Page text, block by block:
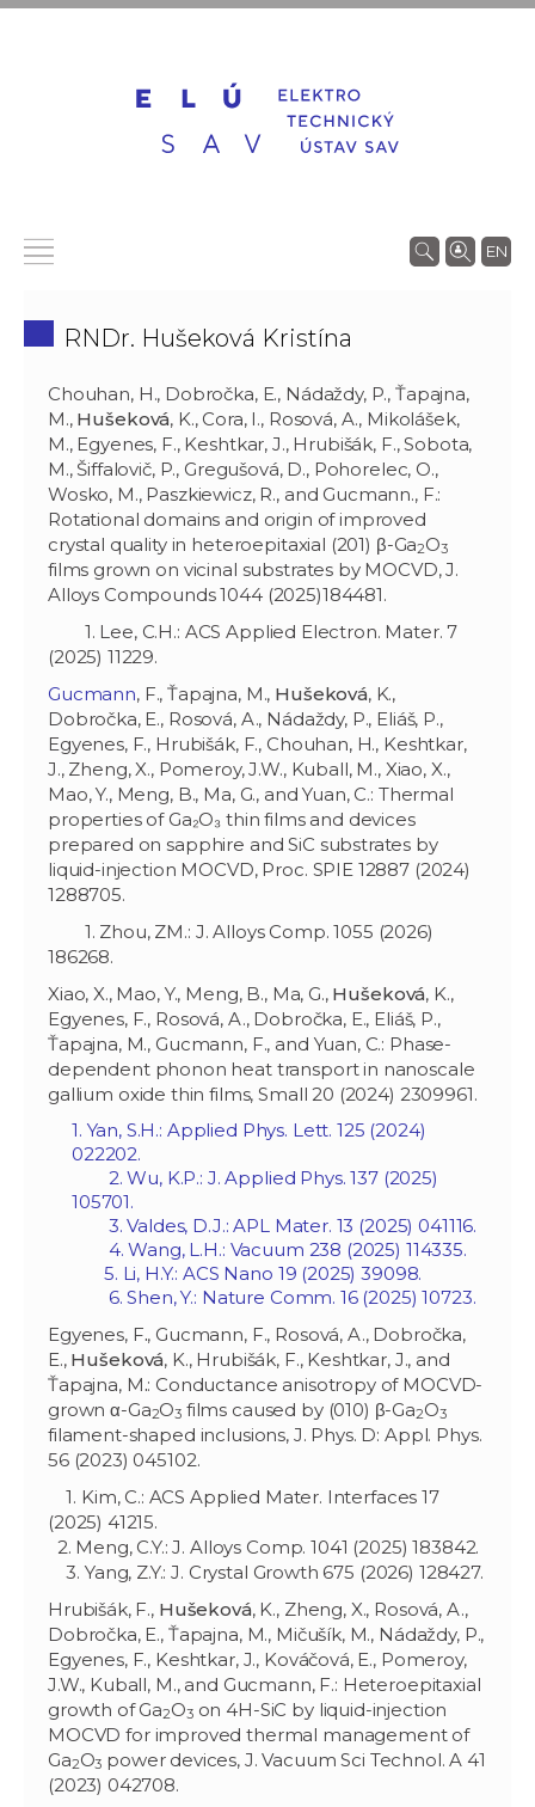
EN
RNDr. Hušeková Kristína
Chouhan, H., Dobročka, E., Nádaždy, P., Ťapajna,
M., Hušeková, K., Cora, I., Rosová, A., Mikolášek,
M., Egyenes, F., Keshtkar, J., Hrubišák, F., Sobota,
M., Šiffalovič, P., Gregušová, D., Pohorelec, O.,
Wosko, M., Paszkiewicz, R., and Gucmann., F.:
Rotational domains and origin of improved
crystal quality in heteroepitaxial (201) β-Ga2O3
films grown on vicinal substrates by MOCVD, J.
Alloys Compounds 1044 (2025)184481.
1. Lee, C.H.: ACS Applied Electron. Mater. 7
(2025) 11229.
Gucmann, F., Ťapajna, M., Hušeková, K.,
Dobročka, E., Rosová, A., Nádaždy, P., Eliáš, P.,
Egyenes, F., Hrubišák, F., Chouhan, H., Keshtkar,
J., Zheng, X., Pomeroy, J.W., Kuball, M., Xiao, X.,
Mao, Y., Meng, B., Ma, G., and Yuan, C.: Thermal
properties of Ga₂O₃ thin films and devices
prepared on sapphire and SiC substrates by
liquid-injection MOCVD, Proc. SPIE 12887 (2024)
1288705.
1. Zhou, ZM.: J. Alloys Comp. 1055 (2026)
186268.
Xiao, X., Mao, Y., Meng, B., Ma, G., Hušeková, K.,
Egyenes, F., Rosová, A., Dobročka, E., Eliáš, P.,
Ťapajna, M., Gucmann, F., and Yuan, C.: Phase-
dependent phonon heat transport in nanoscale
gallium oxide thin films, Small 20 (2024) 2309961.
1. Yan, S.H.: Applied Phys. Lett. 125 (2024)
022202.
2. Wu, K.P.: J. Applied Phys. 137 (2025)
105701.
3. Valdes, D.J.: APL Mater. 13 (2025) 041116.
4. Wang, L.H.: Vacuum 238 (2025) 114335.
5. Li, H.Y.: ACS Nano 19 (2025) 39098.
6. Shen, Y.: Nature Comm. 16 (2025) 10723.
Egyenes, F., Gucmann, F., Rosová, A., Dobročka,
E., Hušeková, K., Hrubišák, F., Keshtkar, J., and
Ťapajna, M.: Conductance anisotropy of MOCVD-
grown α-Ga2O3 films caused by (010) β-Ga2O3
filament-shaped inclusions, J. Phys. D: Appl. Phys.
56 (2023) 045102.
1. Kim, C.: ACS Applied Mater. Interfaces 17
(2025) 41215.
2. Meng, C.Y.: J. Alloys Comp. 1041 (2025) 183842.
3. Yang, Z.Y.: J. Crystal Growth 675 (2026) 128427.
Hrubišák, F., Hušeková, K., Zheng, X., Rosová, A.,
Dobročka, E., Ťapajna, M., Mičušík, M., Nádaždy, P.,
Egyenes, F., Keshtkar, J., Kováčová, E., Pomeroy,
J.W., Kuball, M., and Gucmann, F.: Heteroepitaxial
growth of Ga2O3on 4H-SiC by liquid-injection
MOCVD for improved thermal management of
Ga2O3 power devices, J. Vacuum Sci Technol. A 41
(2023) 042708.